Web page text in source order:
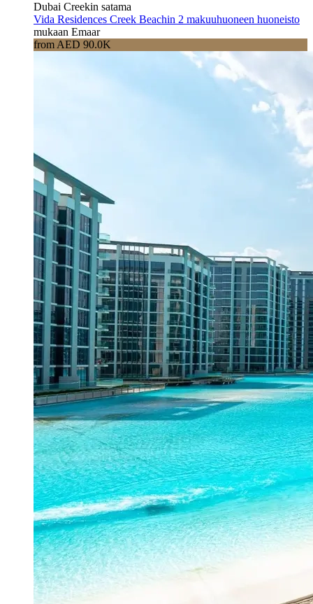
Dubai Creekin satama
Vida Residences Creek Beachin 2 makuuhuoneen huoneisto
mukaan Emaar
from AED 90.0K